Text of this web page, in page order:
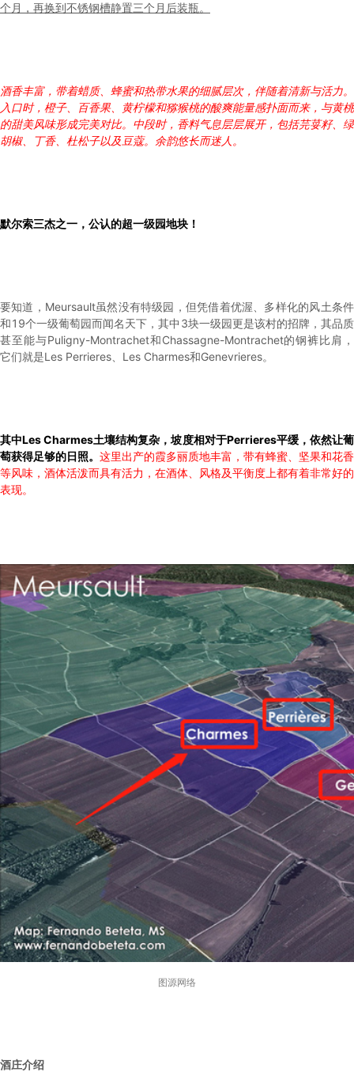
个月，再换到不锈钢槽静置三个月后装瓶。
酒香丰富，带着蜡质、蜂蜜和热带水果的细腻层次，伴随着清新与活力。
入口时，橙子、百香果、黄柠檬和猕猴桃的酸爽能量感扑面而来，与黄桃
的甜美风味形成完美对比。中段时，香料气息层层展开，包括芫荽籽、绿
胡椒、丁香、杜松子以及豆蔻。余韵悠长而迷人。
默尔索三杰之一，公认的超一级园地块！
要知道，Meursault虽然没有特级园，但凭借着优渥、多样化的风土条件
和19个一级葡萄园而闻名天下，其中3块一级园更是该村的招牌，其品质
甚至能与Puligny-Montrachet和Chassagne-Montrachet的钢裤比肩，
它们就是Les Perrieres、Les Charmes和Genevrieres。
其中Les Charmes土壤结构复杂，坡度相对于Perrieres平缓，依然让葡
萄获得足够的日照。 这里出产的霞多丽质地丰富，带有蜂蜜、坚果和花香
等风味，酒体活泼而具有活力，在酒体、风格及平衡度上都有着非常好的
表现。
图源网络
酒庄介绍